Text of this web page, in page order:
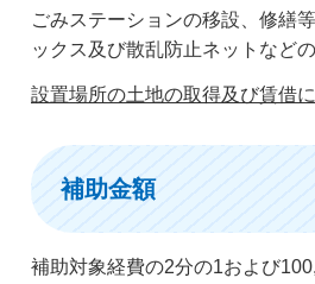
ごみステーションの移設、修繕
ックス及び散乱防止ネットなど
設置場所の土地の取得及び賃借
補助金額
補助対象経費の2分の1および